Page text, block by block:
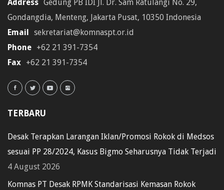
Address Gedung PB IDI Jl. Dr. Sam Ratulangi No. 29,
Gondangdia, Menteng, Jakarta Pusat, 10350 Indonesia
Email
sekretariat@komnaspt.or.id
Phone +62 21 391-7354
Fax +62 21 391-7354
TERBARU
Desak Terapkan Larangan Iklan/Promosi Rokok di Medsos
sesuai PP 28/2024, Kasus Bigmo Seharusnya Tidak Terjadi
4 August 2026
Komnas PT Desak RPMK Standarisasi Kemasan Rokok